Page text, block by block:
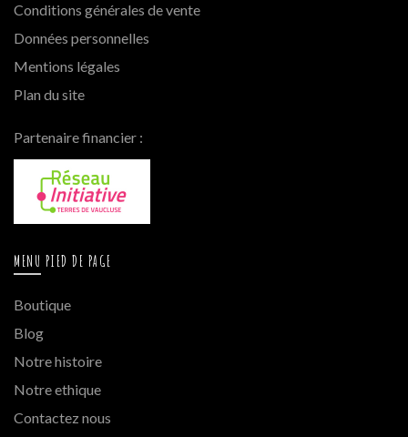
Conditions générales de vente
Données personnelles
Mentions légales
Plan du site
Partenaire financier :
MENU PIED DE PAGE
Boutique
Blog
Notre histoire
Notre ethique
Contactez nous